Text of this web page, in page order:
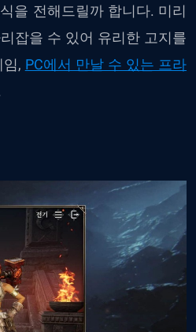
을 전해드릴까 합니다. 미리
잡을 수 있어 유리한 고지를
, PC에서 만날 수 있는 프라